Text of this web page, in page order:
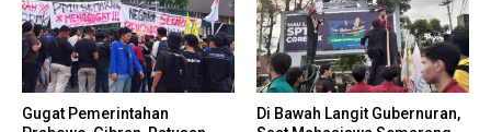
Gugat Pemerintahan
Di Bawah Langit Gubernuran,